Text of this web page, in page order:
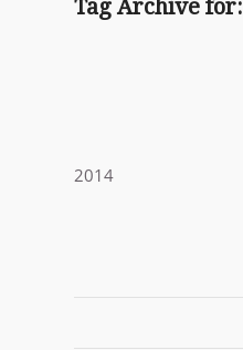
Tag Archive for:
2014